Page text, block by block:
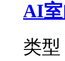
AI室
类型